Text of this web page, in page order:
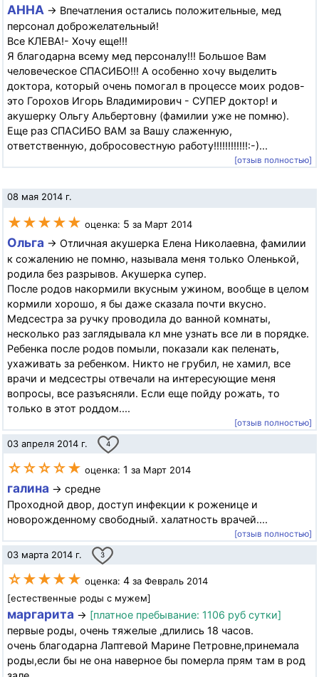
АННА → Впечатления остались положительные, мед
персонал доброжелательный!
Все КЛЕВА!- Хочу еще!!!
Я благодарна всему мед персоналу!!! Большое Вам
человеческое СПАСИБО!!! А особенно хочу выделить
доктора, который очень помогал в процессе моих родов-
это Горохов Игорь Владимирович - СУПЕР доктор! и
акушерку Ольгу Альбертовну (фамилии уже не помню).
Еще раз СПАСИБО ВАМ за Вашу слаженную,
ответственную, добросовестную работу!!!!!!!!!!!!:-)...
[отзыв полностью]
08 мая 2014 г.
★★★★★ оценка: 5 за Март 2014
Ольга → Отличная акушерка Елена Николаевна, фамилии
к сожалению не помню, называла меня только Оленькой,
родила без разрывов. Акушерка супер.
После родов накормили вкусным ужином, вообще в целом
кормили хорошо, я бы даже сказала почти вкусно.
Медсестра за ручку проводила до ванной комнаты,
несколько раз заглядывала кл мне узнать все ли в порядке.
Ребенка после родов помыли, показали как пеленать,
ухаживать за ребенком. Никто не грубил, не хамил, все
врачи и медсестры отвечали на интересующие меня
вопросы, все разъясняли. Если еще пойду рожать, то
только в этот роддом....
[отзыв полностью]
03 апреля 2014 г. 4
☆☆☆☆★ оценка: 1 за Март 2014
галина → средне
Проходной двор, доступ инфекции к роженице и
новорожденному свободный. халатность врачей....
[отзыв полностью]
03 марта 2014 г. 3
☆★★★★ оценка: 4 за Февраль 2014
[естественные роды с мужем]
маргарита → [платное пребывание: 1106 руб сутки]
первые роды, очень тяжелые ,длились 18 часов.
очень благодарна Лаптевой Марине Петровне,принемала
роды,если бы не она наверное бы померла прям там в род